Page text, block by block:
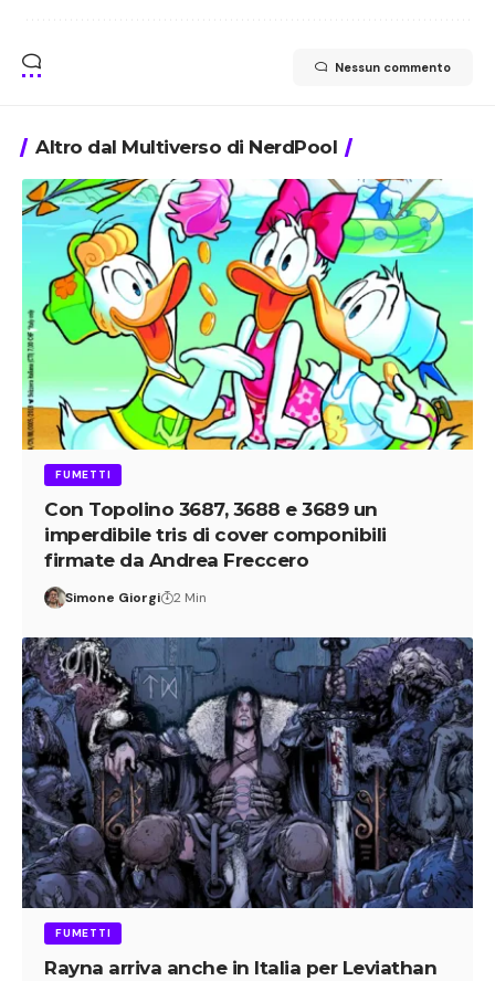
Nessun commento
Altro dal Multiverso di NerdPool
FUMETTI
Con Topolino 3687, 3688 e 3689 un
imperdibile tris di cover componibili
firmate da Andrea Freccero
Simone Giorgi 2 Min
FUMETTI
Rayna arriva anche in Italia per Leviathan